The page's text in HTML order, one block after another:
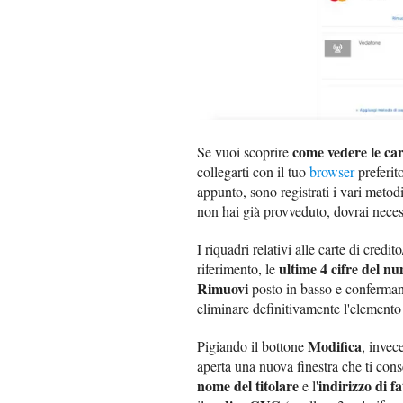
Se vuoi scoprirecome vedere le
collegarti con il tuobrowser
appunto, sono registrati i vari
non hai già provveduto, dovrai
I riquadri relativi alle carte di
riferimento, leultime 4 cifre del
Rimuoviposto in basso e
eliminare definitivamente
Pigiando il bottoneModifica,
aperta una nuova finestra che ti
nome del titolaree l'indirizzo di